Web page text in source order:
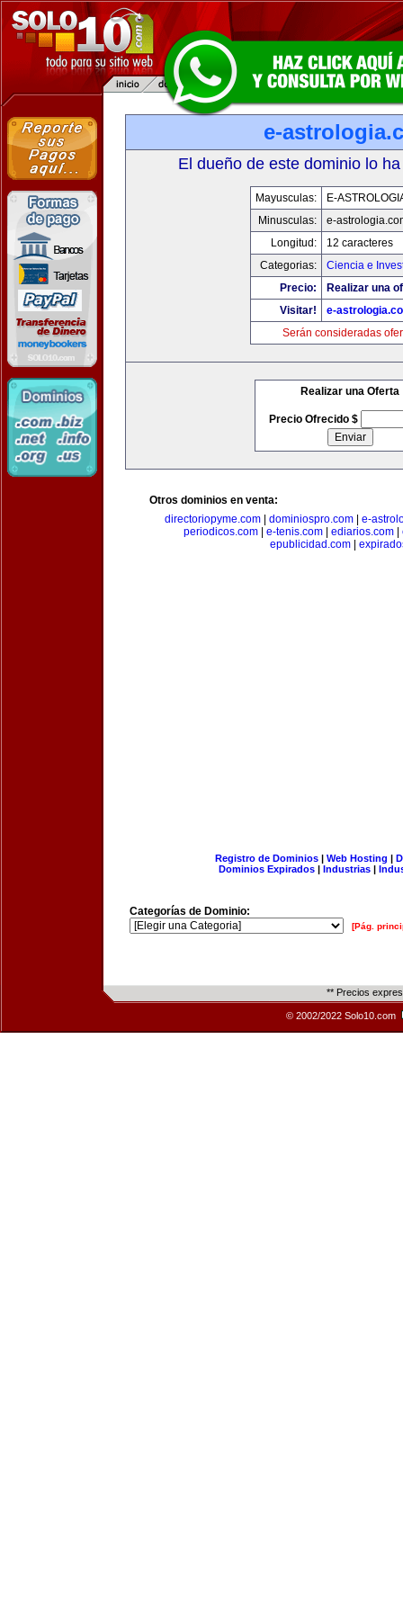
e-
El dueño de este dominio lo
Mayusculas:
E-
Minusculas:
e-
Longitud:
12 caracteres
Categorias:
Ciencia e
Precio:
Realizar una
Visitar!
e-
Serán consideradas
Realizar una Oferta
Precio Ofrecido $
Otros dominios en venta:
directoriopyme.com| dominiospro.com| e-
periodicos.com| e-tenis.com| ediarios.com|
epublicidad.com|
Registro de Dominios| Web Hosting |
Dominios Expirados | Industrias |
Categorías de Dominio:
[Pág.
** Precios
© 2002/2022 Solo10.com